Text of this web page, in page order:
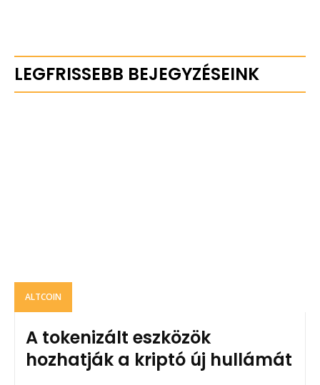
LEGFRISSEBB BEJEGYZÉSEINK
ALTCOIN
A tokenizált eszközök
hozhatják a kriptó új hullámát